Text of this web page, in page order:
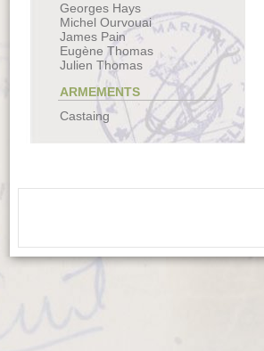
Georges Hays
Michel Ourvouai
James Pain
Eugène Thomas
Julien Thomas
ARMEMENTS
Castaing